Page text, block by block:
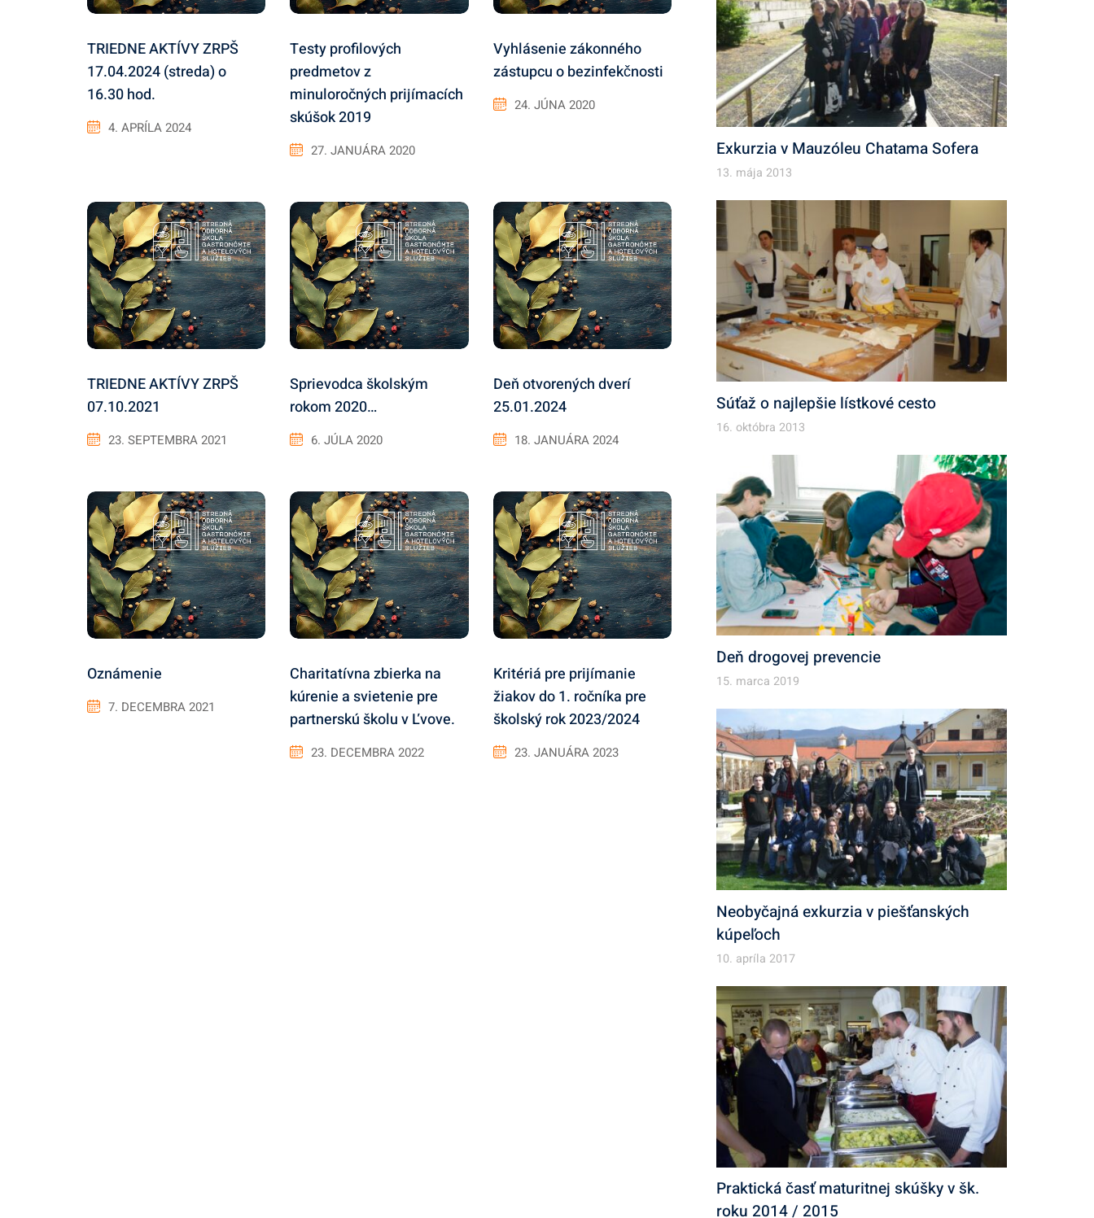
TRIEDNE AKTÍVY ZRPŠ
17.04.2024 (streda) o
16.30 hod.
4. APRÍLA 2024
Testy profilových
predmetov z
minuloročných prijímacích
skúšok 2019
27. JANUÁRA 2020
Vyhlásenie zákonného
zástupcu o bezinfekčnosti
24. JÚNA 2020
TRIEDNE AKTÍVY ZRPŠ
07.10.2021
23. SEPTEMBRA 2021
Sprievodca školským
rokom 2020…
6. JÚLA 2020
Deň otvorených dverí
25.01.2024
18. JANUÁRA 2024
Oznámenie
7. DECEMBRA 2021
Charitatívna zbierka na
kúrenie a svietenie pre
partnerskú školu v Ľvove.
23. DECEMBRA 2022
Kritériá pre prijímanie
žiakov do 1. ročníka pre
školský rok 2023/2024
23. JANUÁRA 2023
Exkurzia v Mauzóleu Chatama Sofera
13. mája 2013
Súťaž o najlepšie lístkové cesto
16. októbra 2013
Deň drogovej prevencie
15. marca 2019
Neobyčajná exkurzia v piešťanských
kúpeľoch
10. apríla 2017
Praktická časť maturitnej skúšky v šk.
roku 2014 / 2015